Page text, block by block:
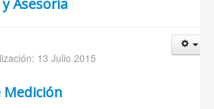
Asesoría
13 Julio 2015
Medición